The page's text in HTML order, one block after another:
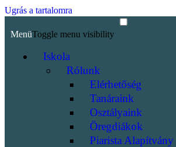
Ugrás a tartalomra
MenüToggle menu visibility
Iskola
Rólunk
Elérhetőség
Tanáraink
Osztályaink
Öregdiákok
Piarista Alapítvány